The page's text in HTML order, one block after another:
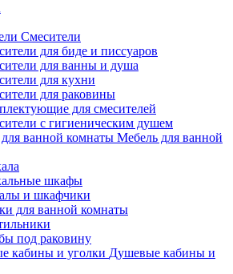
Смесители
для биде и писсуаров
для ванны и душа
для кухни
для раковины
для смесителей
с гигиеническим душем
Мебель для ванной
шкафы
и шкафчики
для ванной комнаты
под раковину
Душевые кабины и